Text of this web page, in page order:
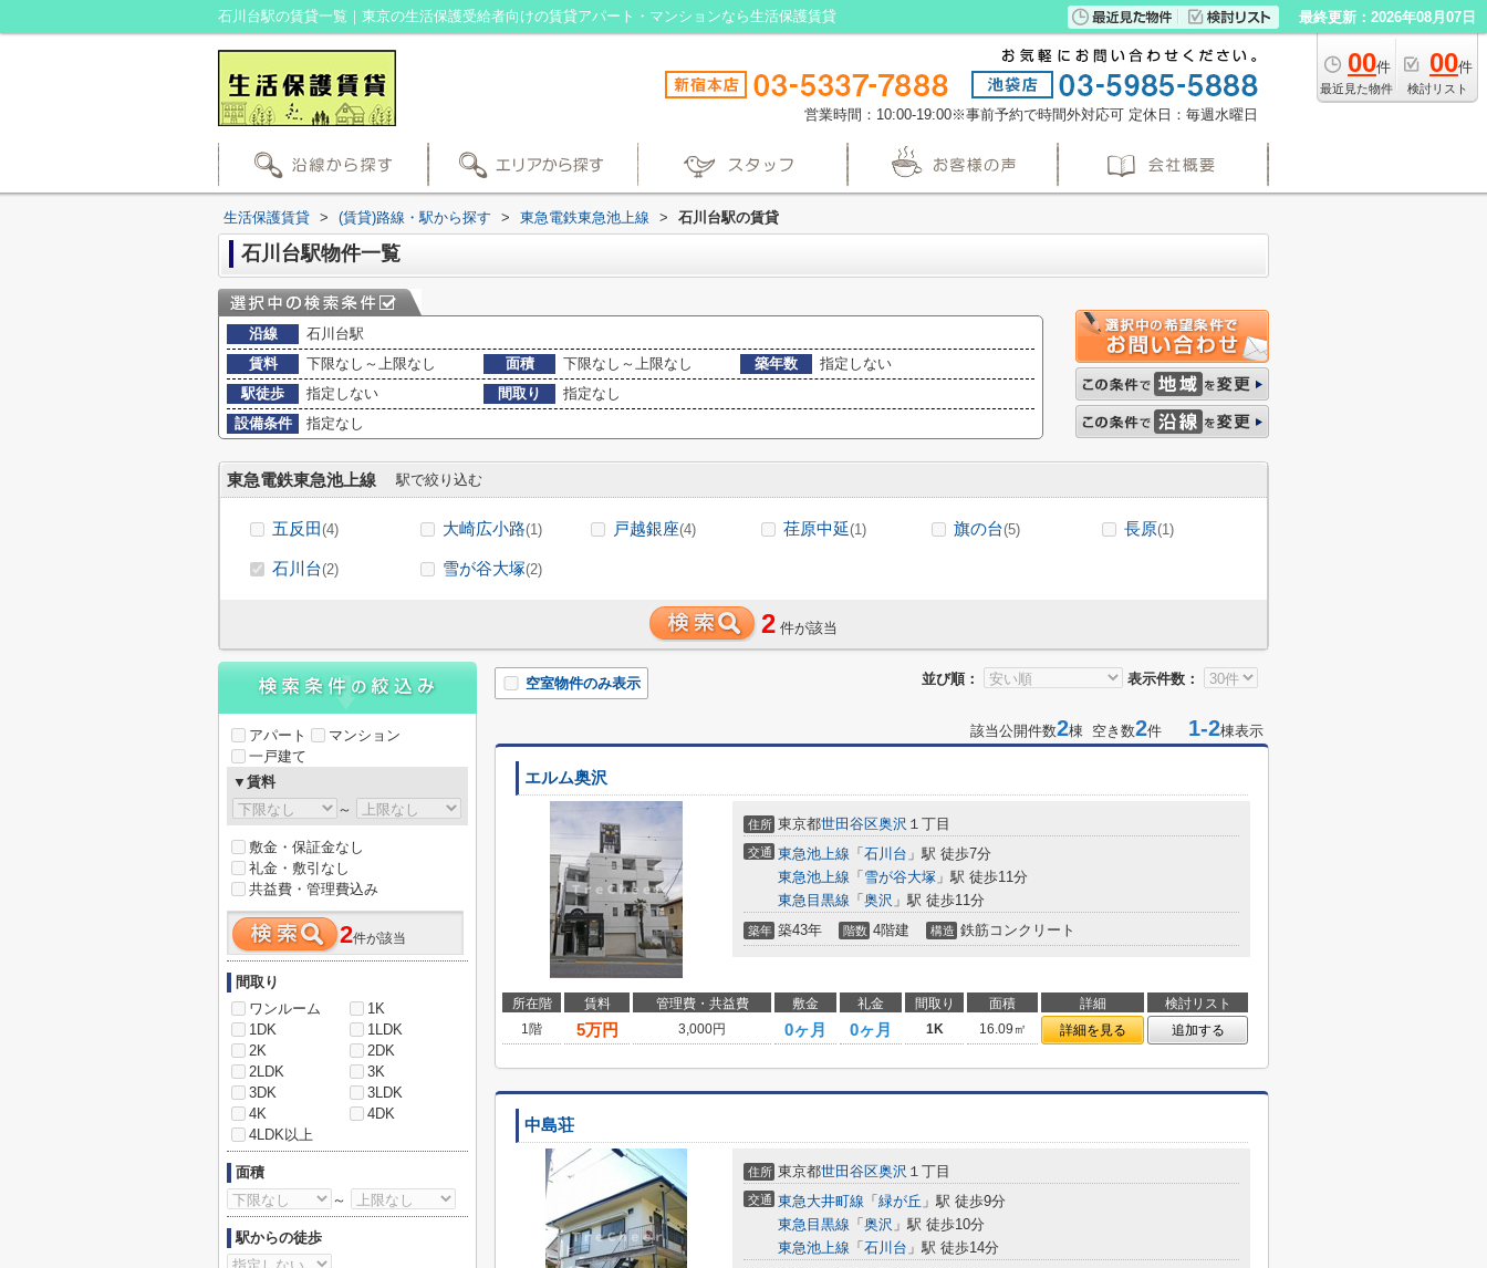
石川台駅の賃貸一覧｜東京の生活保護受給者向けの賃貸アパート・マンションなら生活保護賃貸 最終更新：2026年08月07日
00件
最近見た物件
00件
検討リスト
営業時間：10:00-19:00※事前予約で時間外対応可 定休日：毎週水曜日
生活保護賃貸 > (賃貸)路線・駅から探す > 東急電鉄東急池上線 > 石川台駅の賃貸
石川台駅物件一覧
沿線
石川台駅
賃料
下限なし～上限なし 面積 下限なし～上限なし 築年数
指定しない
駅徒歩
指定しない 間取り
指定なし
設備条件
指定なし
東急電鉄東急池上線 駅で絞り込む
五反田(4) 大崎広小路(1) 戸越銀座(4) 荏原中延(1) 旗の台(5) 長原(1)
石川台(2) 雪が谷大塚(2)
2 件が該当
並び順： 表示件数：
空室物件のみ表示
該当公開件数2棟 空き数2件 1-2棟表示
エルム奥沢
住所 東京都世田谷区奥沢 １丁目
交通 東急池上線 「 石川台 」駅 徒歩7分
東急池上線 「 雪が谷大塚 」駅 徒歩11分
東急目黒線 「 奥沢 」駅 徒歩11分
築年 築43年 階数 4階建 構造 鉄筋コンクリート
所在階 賃料 管理費・共益費 敷金 礼金 間取り 面積 詳細
検討リスト
1階
5万円 3,000円 0ヶ月 0ヶ月 1K 16.09㎡ 詳細を見る 追加する
中島荘
住所 東京都世田谷区奥沢 １丁目
交通 東急大井町線 「 緑が丘 」駅 徒歩9分
東急目黒線 「 奥沢 」駅 徒歩10分
東急池上線 「 石川台 」駅 徒歩14分
アパート
マンション
一戸建て
▼賃料
～
敷金・保証金なし
礼金・敷引なし
共益費・管理費込み
2件が該当
間取り
ワンルーム
1K
1DK
1LDK
2K
2DK
2LDK
3K
3DK
3LDK
4K
4DK
4LDK以上
面積
～
駅からの徒歩